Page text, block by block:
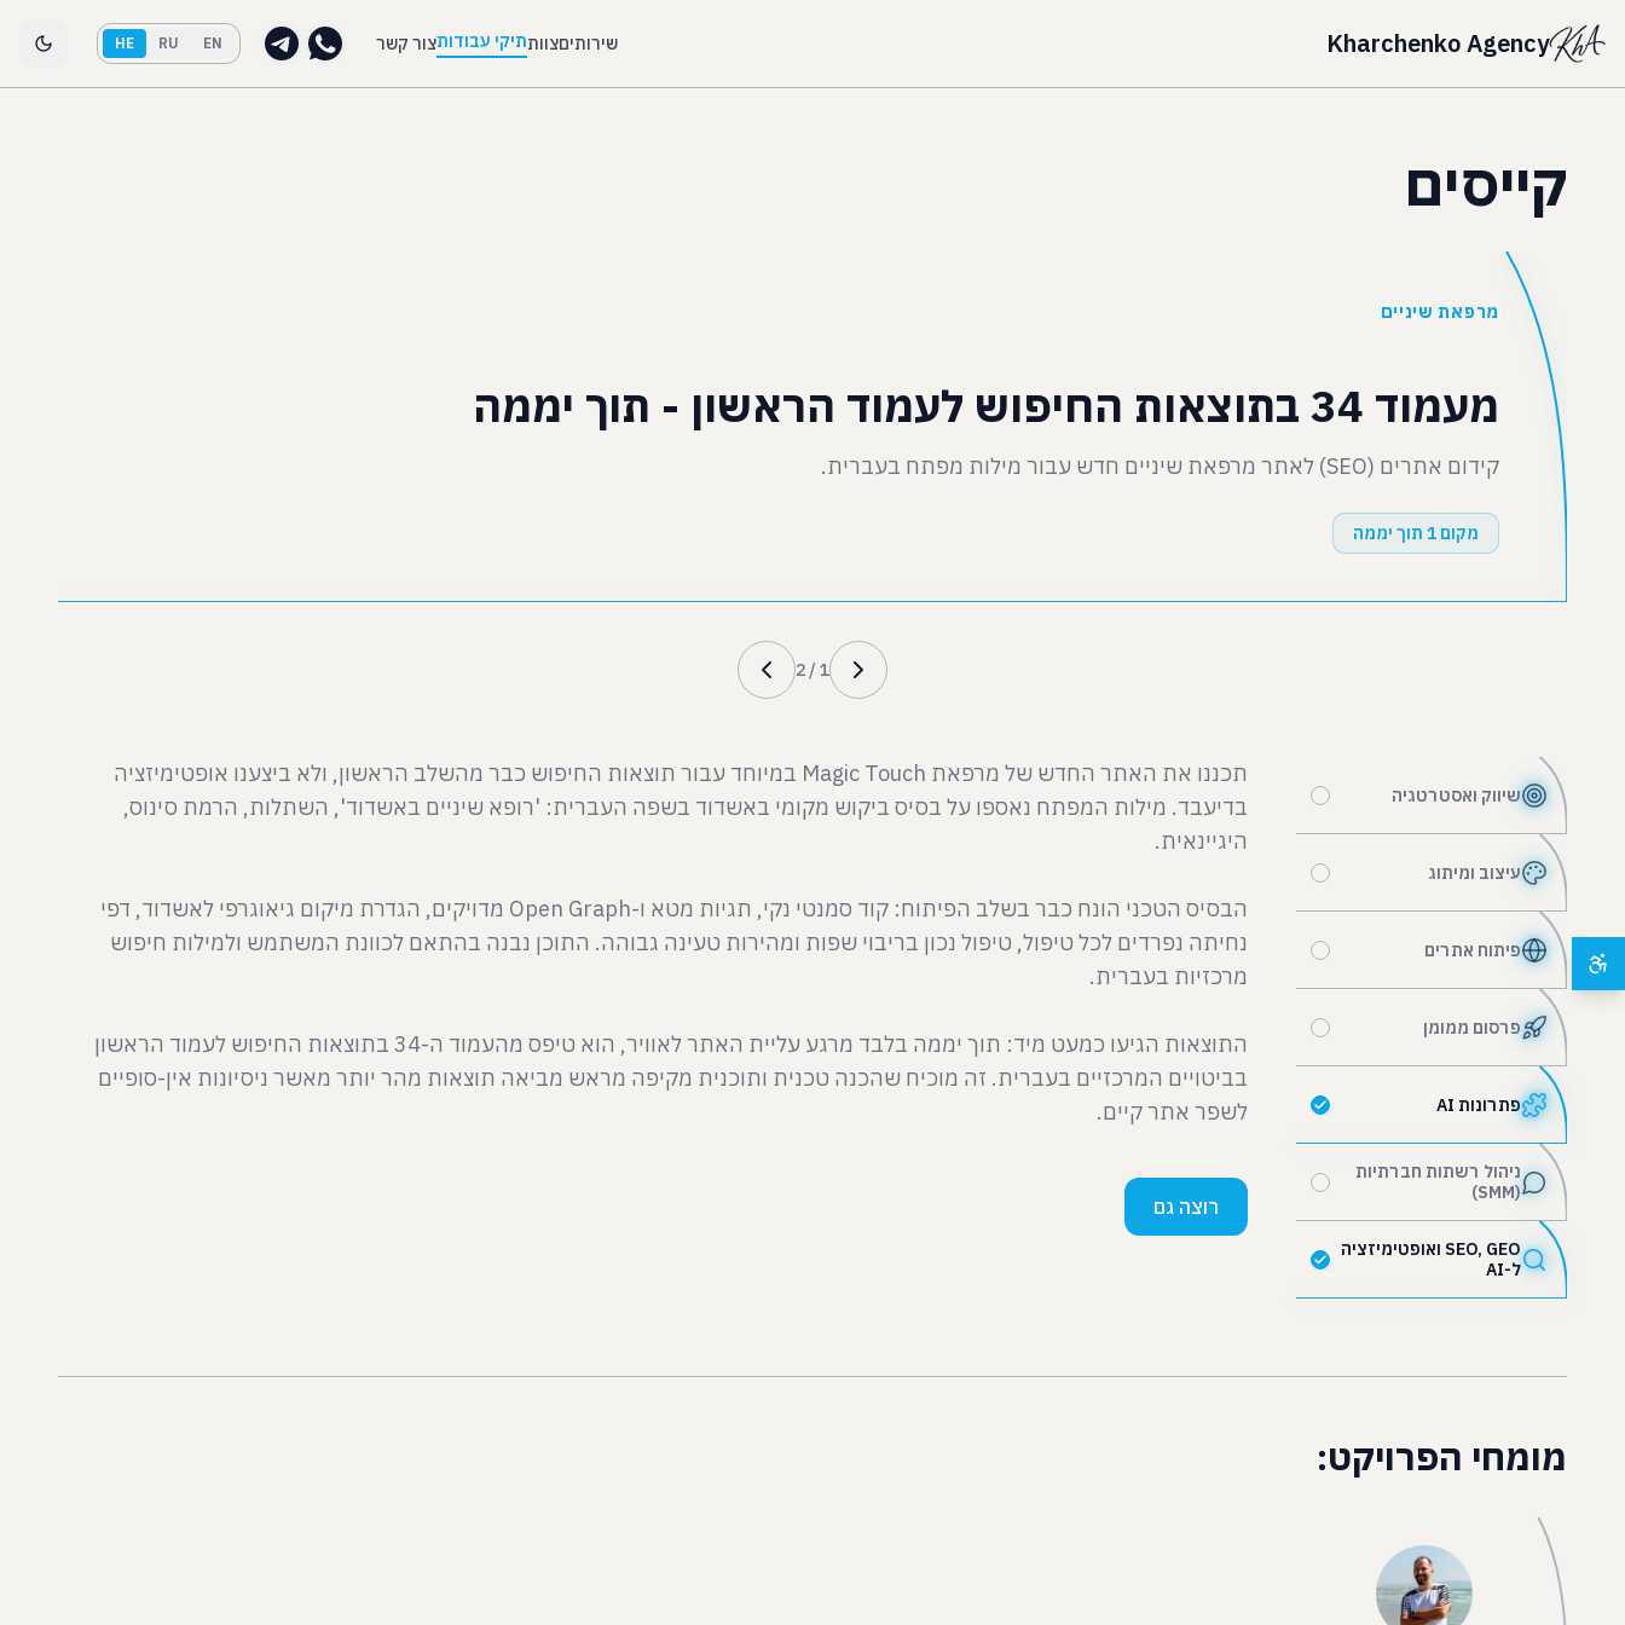
Kharchenko Agency שירותיםצוותתיקי עבודותצור קשר EN
RU
HE
קייסים
מרפאת שיניים
מעמוד 34 בתוצאות החיפוש לעמוד הראשון - תוך יממה
קידום אתרים (SEO) לאתר מרפאת שיניים חדש עבור מילות מפתח בעברית.
מקום 1 תוך יממה
1
/
2
שיווק ואסטרטגיה
עיצוב ומיתוג
פיתוח אתרים
פרסום ממומן
פתרונות AI
ניהול רשתות חברתיות
(SMM)
SEO, GEO ואופטימיזציה
ל-AI
תכננו את האתר החדש של מרפאת Magic Touch במיוחד עבור תוצאות החיפוש כבר מהשלב הראשון, ולא ביצענו אופטימיזציה
בדיעבד. מילות המפתח נאספו על בסיס ביקוש מקומי באשדוד בשפה העברית: 'רופא שיניים באשדוד', השתלות, הרמת סינוס,
הבסיס הטכני הונח כבר בשלב הפיתוח: קוד סמנטי נקי, תגיות מטא ו-Open Graph מדויקים, הגדרת מיקום גיאוגרפי לאשדוד, דפי
נחיתה נפרדים לכל טיפול, טיפול נכון בריבוי שפות ומהירות טעינה גבוהה. התוכן נבנה בהתאם לכוונת המשתמש ולמילות חיפוש
התוצאות הגיעו כמעט מיד: תוך יממה בלבד מרגע עליית האתר לאוויר, הוא טיפס מהעמוד ה-34 בתוצאות החיפוש לעמוד הראשון
בביטויים המרכזיים בעברית. זה מוכיח שהכנה טכנית ותוכנית מקיפה מראש מביאה תוצאות מהר יותר מאשר ניסיונות אין-סופיים
לשפר אתר קיים.
רוצה גם
מומחי הפרויקט: